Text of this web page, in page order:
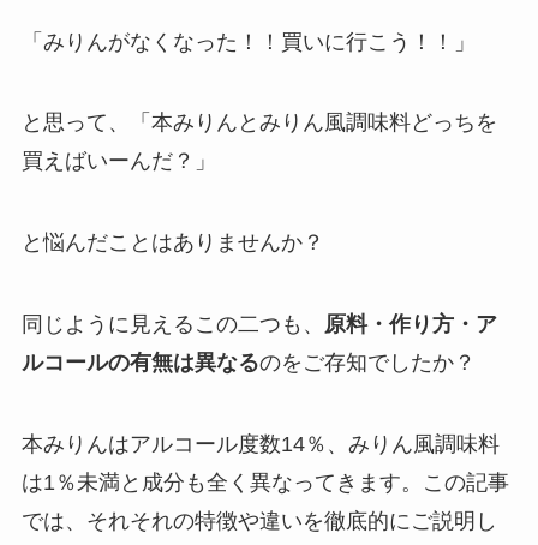
「みりんがなくなった！！買いに行こう！！」
と思って、「本みりんとみりん風調味料どっちを
買えばいーんだ？」
と悩んだことはありませんか？
同じように見えるこの二つも、 原料・作り方・ア
ルコールの有無は異なるのをご存知でしたか？
本みりんはアルコール度数14％、みりん風調味料
は1％未満と成分も全く異なってきます。この記事
では、それそれの特徴や違いを徹底的にご説明し